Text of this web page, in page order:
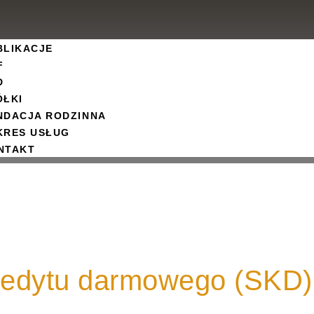
RODZINNA
USŁUG
darmowego